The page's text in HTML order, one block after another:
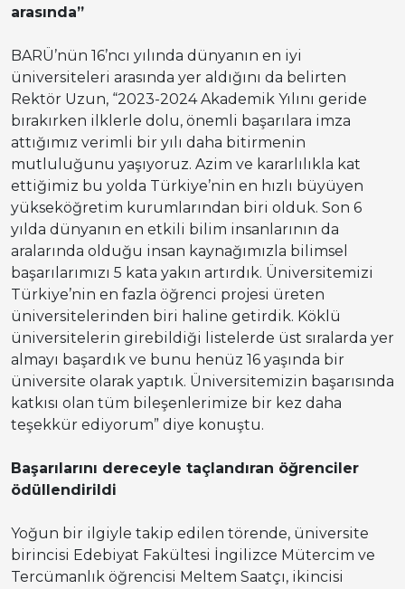
arasında”
BARÜ’nün 16’ncı yılında dünyanın en iyi
üniversiteleri arasında yer aldığını da belirten
Rektör Uzun, “2023-2024 Akademik Yılını geride
bırakırken ilklerle dolu, önemli başarılara imza
attığımız verimli bir yılı daha bitirmenin
mutluluğunu yaşıyoruz. Azim ve kararlılıkla kat
ettiğimiz bu yolda Türkiye’nin en hızlı büyüyen
yükseköğretim kurumlarından biri olduk. Son 6
yılda dünyanın en etkili bilim insanlarının da
aralarında olduğu insan kaynağımızla bilimsel
başarılarımızı 5 kata yakın artırdık. Üniversitemizi
Türkiye’nin en fazla öğrenci projesi üreten
üniversitelerinden biri haline getirdik. Köklü
üniversitelerin girebildiği listelerde üst sıralarda yer
almayı başardık ve bunu henüz 16 yaşında bir
üniversite olarak yaptık. Üniversitemizin başarısında
katkısı olan tüm bileşenlerimize bir kez daha
teşekkür ediyorum” diye konuştu.
Başarılarını dereceyle taçlandıran öğrenciler
ödüllendirildi
Yoğun bir ilgiyle takip edilen törende, üniversite
birincisi Edebiyat Fakültesi İngilizce Mütercim ve
Tercümanlık öğrencisi Meltem Saatçı, ikincisi